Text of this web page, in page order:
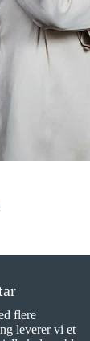
flere
leverer vi et